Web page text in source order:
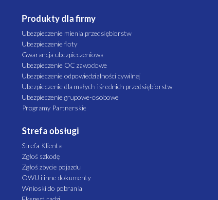
Produkty dla firmy
Ubezpieczenie mienia przedsiębiorstw
Ubezpieczenie floty
Gwarancja ubezpieczeniowa
Ubezpieczenie OC zawodowe
Ubezpieczenie odpowiedzialności cywilnej
Ubezpieczenie dla małych i średnich przedsiębiorstw
Ubezpieczenie grupowe-osobowe
Programy Partnerskie
Strefa obsługi
Strefa Klienta
Zgłoś szkodę
Zgłoś zbycie pojazdu
OWU i inne dokumenty
Wnioski do pobrania